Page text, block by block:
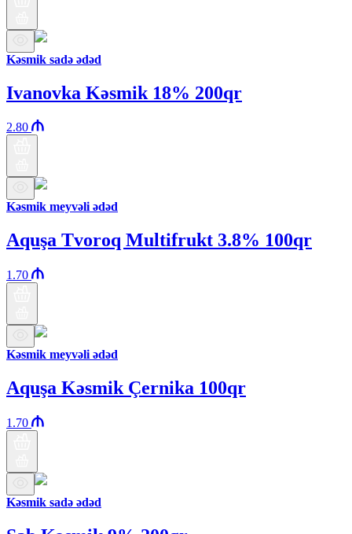
Kəsmik sadə ədəd
Ivanovka Kəsmik 18% 200qr
2.80
Kəsmik meyvəli ədəd
Aquşa Tvoroq Multifrukt 3.8% 100qr
1.70
Kəsmik meyvəli ədəd
Aquşa Kəsmik Çernika 100qr
1.70
Kəsmik sadə ədəd